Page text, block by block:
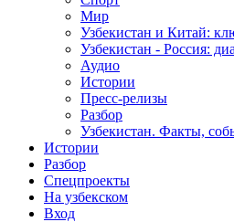
Мир
Узбекистан и Китай:
Узбекистан - Россия:
Аудио
Истории
Пресс-релизы
Разбор
Узбекистан. Факты,
Истории
Разбор
Спецпроекты
На узбекском
Вход